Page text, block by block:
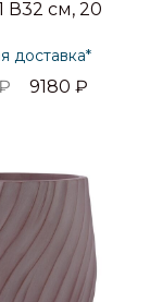
В32 см, 20
доставка*
9180 ₽